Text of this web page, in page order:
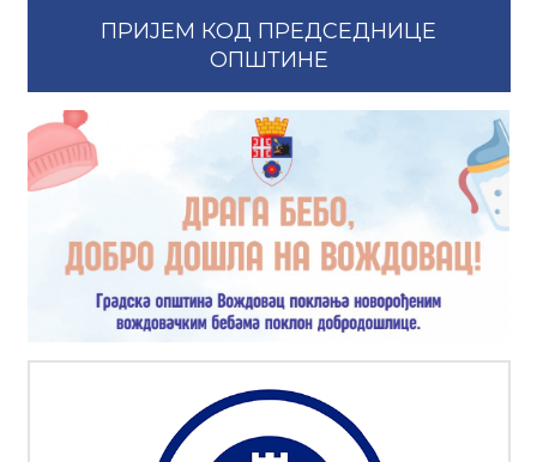
ПРИЈЕМ КОД ПРЕДСЕДНИЦЕ
ОПШТИНЕ